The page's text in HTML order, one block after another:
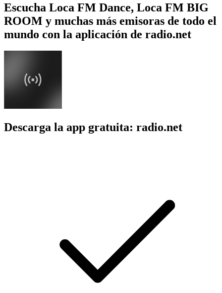
Escucha Loca FM Dance, Loca FM BIG
ROOM y muchas más emisoras de todo el
mundo con la aplicación de radio.net
Descarga la app gratuita: radio.net